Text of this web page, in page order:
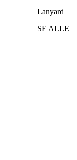
Lanyard
SE ALLE